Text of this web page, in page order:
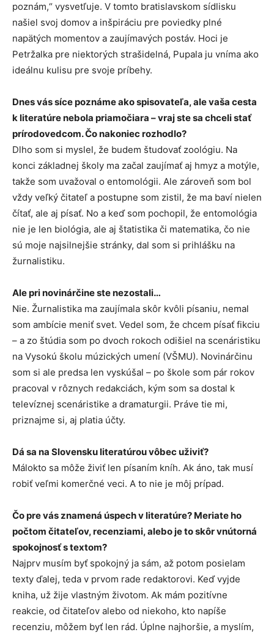
poznám,“ vysvetľuje. V tomto bratislavskom sídlisku
našiel svoj domov a inšpiráciu pre poviedky plné
napätých momentov a zaujímavých postáv. Hoci je
Petržalka pre niektorých strašidelná, Pupala ju vníma ako
ideálnu kulisu pre svoje príbehy.
Dnes vás síce poznáme ako spisovateľa, ale vaša cesta
k literatúre nebola priamočiara – vraj ste sa chceli stať
prírodovedcom. Čo nakoniec rozhodlo?
Dlho som si myslel, že budem študovať zoológiu. Na
konci základnej školy ma začal zaujímať aj hmyz a motýle,
takže som uvažoval o entomológii. Ale zároveň som bol
vždy veľký čitateľ a postupne som zistil, že ma baví nielen
čítať, ale aj písať. No a keď som pochopil, že entomológia
nie je len biológia, ale aj štatistika či matematika, čo nie
sú moje najsilnejšie stránky, dal som si prihlášku na
žurnalistiku.
Ale pri novinárčine ste nezostali…
Nie. Žurnalistika ma zaujímala skôr kvôli písaniu, nemal
som ambície meniť svet. Vedel som, že chcem písať fikciu
– a zo štúdia som po dvoch rokoch odišiel na scenáristiku
na Vysokú školu múzických umení (VŠMU). Novinárčinu
som si ale predsa len vyskúšal – po škole som pár rokov
pracoval v rôznych redakciách, kým som sa dostal k
televíznej scenáristike a dramaturgii. Práve tie mi,
priznajme si, aj platia účty.
Dá sa na Slovensku literatúrou vôbec uživiť?
Málokto sa môže živiť len písaním kníh. Ak áno, tak musí
robiť veľmi komerčné veci. A to nie je môj prípad.
Čo pre vás znamená úspech v literatúre? Meriate ho
počtom čitateľov, recenziami, alebo je to skôr vnútorná
spokojnosť s textom?
Najprv musím byť spokojný ja sám, až potom posielam
texty ďalej, teda v prvom rade redaktorovi. Keď vyjde
kniha, už žije vlastným životom. Ak mám pozitívne
reakcie, od čitateľov alebo od niekoho, kto napíše
recenziu, môžem byť len rád. Úplne najhoršie, a myslím,